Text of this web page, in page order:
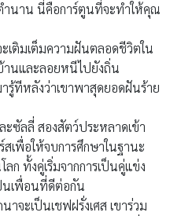
ำนาน นี่คือการ์ตูนที่จะทำให้คุณ
ะเติมเต็มความฝันตลอดชีวิตใน
านและลอยหนีไปยังถิ่น
รู้ทีหลังว่าเขาพาสุดยอดฝันร้าย
ะซัลลี่ สองสัตว์ประหลาดเข้า
เพื่อให้จบการศึกษาในฐานะ
ก ทั้งคู่เริ่มจากการเป็นคู่แข่ง
นเพื่อนที่ดีต่อกัน
าจะเป็นเชฟฝรั่งเศส เขาร่วม